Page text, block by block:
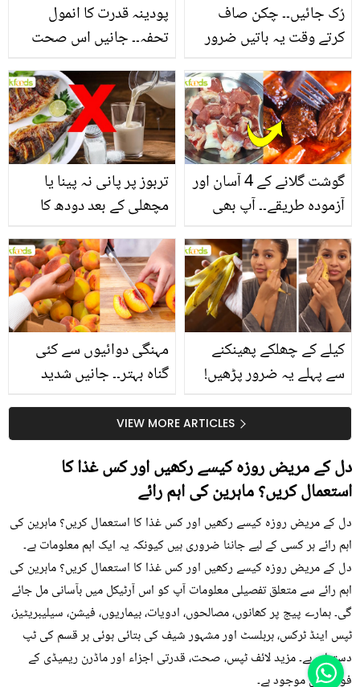
پودینہ قدرت کا انمول
تحفہ۔۔ جانیں اس صحت
انگیز طبی فوائد
رُک جائیں۔۔ چکن صاف
کرتے وقت یہ باتیں ضرور
تربوز پر پانی نہ پینا یا
مچھلی کے بعد دودھ کا
سے متعلق غلط فہمیوں کی
حقیقت کیا ہے اور افواہ
کیا؟
گوشت گلانے کے 4 آسان اور
آزمودہ طریقے۔۔ آپ بھی
بتائے راز
مہنگی دوائیوں سے کئی
گناہ بہتر۔۔ جانیں شدید
کیوں کھانا چاہیے؟
کیلے کے چھلکے پھینکنے
سے پہلے یہ ضرور پڑھیں!
سستا اور قدرتی حلVIEW MORE ARTICLES
دل کے مریض روزہ کیسے رکھیں اور کس غذا کا
استعمال کریں؟ ماہرین کی اہم رائے
دل کے مریض روزہ کیسے رکھیں اور کس غذا کا استعمال کریں؟ ماہرین کی
اہم رائے ہر کسی کے لیے جاننا ضروری ہیں کیونکہ یہ ایک اہم معلومات ہے۔
دل کے مریض روزہ کیسے رکھیں اور کس غذا کا استعمال کریں؟ ماہرین کی
اہم رائے سے متعلق تفصیلی معلومات آپ کو اس آرٹیکل میں بآسانی مل جائے
گی۔ ہمارے پیج پر کھانوں، مصالحوں، ادویات، بیماریوں، فیشن، سیلیبریٹیز،
ٹپس اینڈ ٹرکس، ہربلسٹ اور مشہور شیف کی بتائی ہوئی ہر قسم کی ٹپ
دستیاب ہے۔ مزید لائف ٹپس، صحت، قدرتی اجزاء اور ماڈرن ریمیڈی کے
فوڈز میں موجود ہے۔